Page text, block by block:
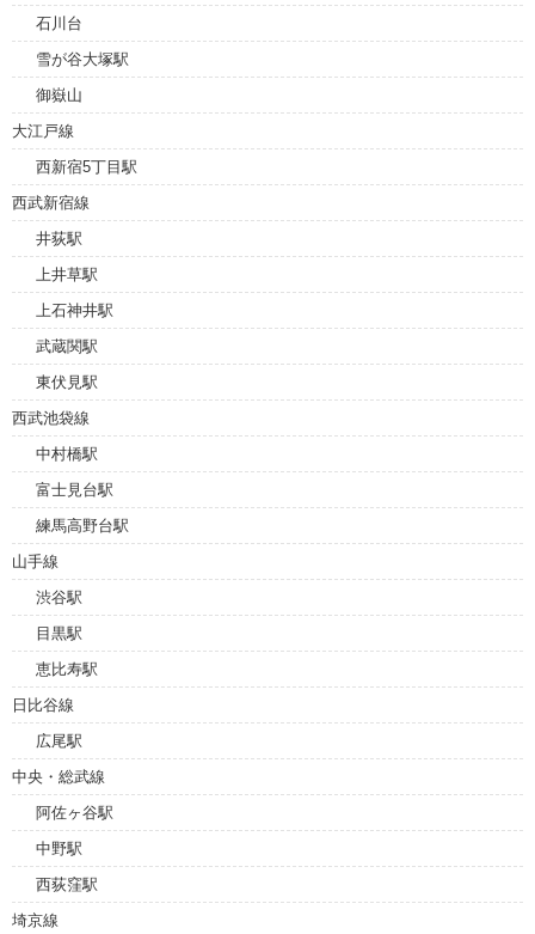
石川台
雪が谷大塚駅
御嶽山
大江戸線
西新宿5丁目駅
西武新宿線
井荻駅
上井草駅
上石神井駅
武蔵関駅
東伏見駅
西武池袋線
中村橋駅
富士見台駅
練馬高野台駅
山手線
渋谷駅
目黒駅
恵比寿駅
日比谷線
広尾駅
中央・総武線
阿佐ヶ谷駅
中野駅
西荻窪駅
埼京線